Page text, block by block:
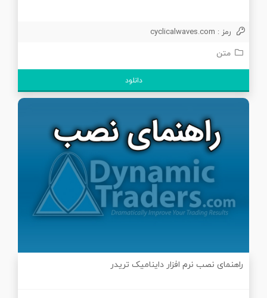
رمز : cyclicalwaves.com
متن
دانلود
راهنمای نصب نرم افزار داینامیک تریدر